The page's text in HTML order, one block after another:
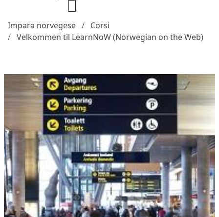
Impara norvegese
Corsi
Velkommen til LearnNoW (Norwegian on the Web)